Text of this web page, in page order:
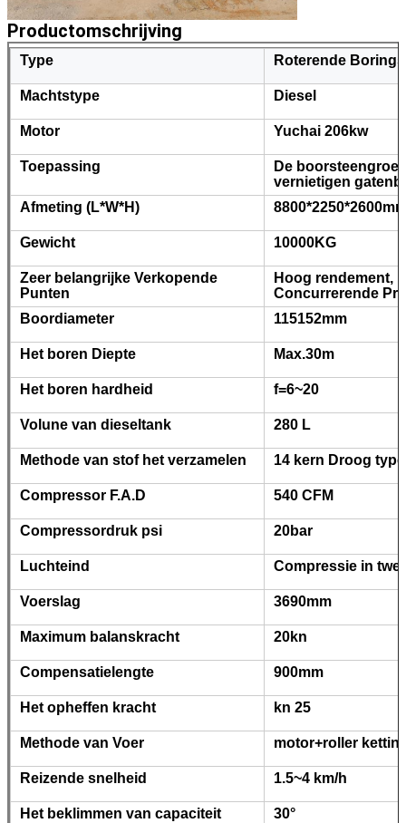
Productomschrijving
Type Roterende
Machtstype Diesel
Motor Yuchai 206kw
Toepassing
De
vernietigen
Afmeting (L*W*H)
Gewicht 10000KG
Zeer belangrijke Verkopende
Punten
Hoog rendement,
Concurrerende
Boordiameter
115152mm
Het boren Diepte Max.30m
Het boren hardheid f=6~20
Volune van dieseltank 280 L
Methode van stof het verzamelen 14 kern Droog type
Compressor F.A.D 540 CFM
Compressordruk psi 20bar
Luchteind Compressie in
Voerslag 3690mm
Maximum balanskracht 20kn
Compensatielengte 900mm
Het opheffen kracht kn 25
Methode van Voer motor+roller
Reizende snelheid 1.5~4 km/h
Het beklimmen van capaciteit 30°